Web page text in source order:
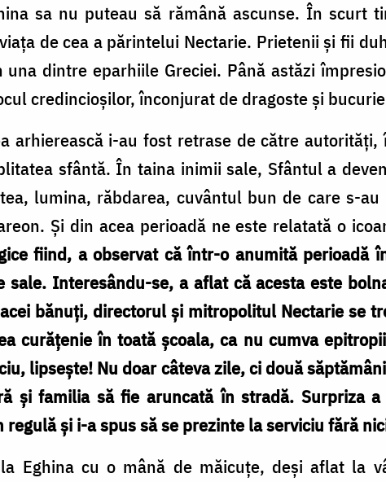
sa nu puteau să rămână ascunse. În scurt
de cea a părintelui Nectarie. Prietenii și fii
dintre eparhiile Greciei. Până astăzi
credincioșilor, înconjurat de dragoste și
arhierească i-au fost retrase de către
sfântă. În taina inimii sale, Sfântul a
lumina, răbdarea, cuvântul bun de care s-
Și din acea perioadă ne este relatată o
fiind, a observat că într-o anumită perioadă
Interesându-se, a aflat că acesta este
bănuți, directorul și mitropolitul Nectarie se
curățenie în toată școala, ca nu cumva
lipsește! Nu doar câteva zile, ci două
și familia să fie aruncată în stradă. Surpriza
și i-a spus să se prezinte la serviciu fără
Eghina cu o mână de măicuțe, deși aflat la